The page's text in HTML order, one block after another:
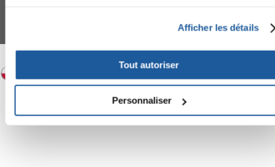
Afficher les détails
Tout autoriser
Personnaliser
© 2024-2026 FERA 24 UG.
FERA INTERNATIONAL: